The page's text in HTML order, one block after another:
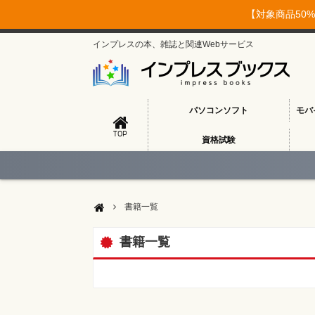
【対象商品
インプレスの本、雑誌と関連Webサービス
TOP
パソコンソフト モ
資格試験
書籍一覧
書籍一覧